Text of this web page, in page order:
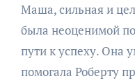
Маша, сильная и
была неоценимой
пути к успеху. Она
помогала Роберту